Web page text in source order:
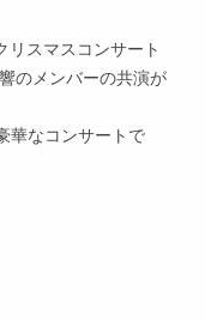
きたい
リスマスコンサート
のメンバーの共演が
華なコンサートで